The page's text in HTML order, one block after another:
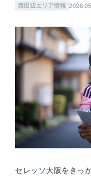
西田辺エリア情報
セレッソ大阪をきっ